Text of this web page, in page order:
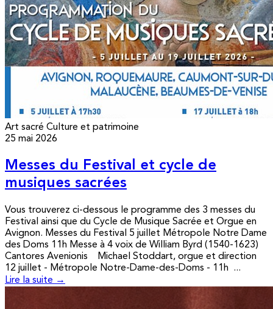
Art sacré Culture et patrimoine
25 mai 2026
Messes du Festival et cycle de
musiques sacrées
Vous trouverez ci-dessous le programme des 3 messes du
Festival ainsi que du Cycle de Musique Sacrée et Orgue en
Avignon. Messes du Festival 5 juillet Métropole Notre Dame
des Doms 11h Messe à 4 voix de William Byrd (1540-1623)
Cantores Avenionis Michael Stoddart, orgue et direction
12 juillet - Métropole Notre-Dame-des-Doms - 11h ...
Lire la suite →